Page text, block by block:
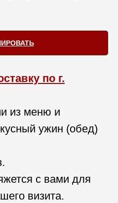
по г.
из меню и
ужин (обед)
с вами для
визита.